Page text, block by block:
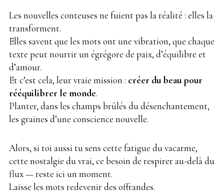
Les nouvelles conteuses ne fuient pas la réalité : elles la
transforment.
Elles savent que les mots ont une vibration, que chaque
texte peut nourrir un égrégore de paix, d’équilibre et
d’amour.
Et c’est cela, leur vraie mission : créer du beau pour
rééquilibrer le monde.
Planter, dans les champs brûlés du désenchantement,
les graines d’une conscience nouvelle.
Alors, si toi aussi tu sens cette fatigue du vacarme,
cette nostalgie du vrai, ce besoin de respirer au-delà du
flux — reste ici un moment.
Laisse les mots redevenir des offrandes.